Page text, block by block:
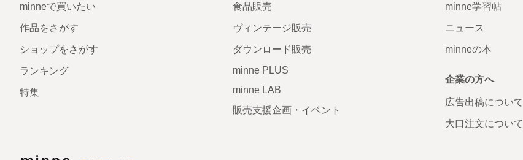
minneで買いたい
作品をさがす
ショップをさがす
ランキング
特集
食品販売
ヴィンテージ販売
ダウンロード販売
minne PLUS
minne LAB
販売支援企画・イベント
minne学習帖
ニュース
minneの本
企業の方へ
広告出稿について
大口注文について